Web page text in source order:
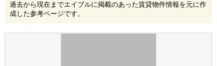
過去から現在までエイブルに掲載のあった賃貸物件情報を元に作
成した参考ページです。